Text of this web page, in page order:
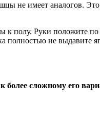
не имеет аналогов.
полу. Руки положите по
не выдавите
более сложному его